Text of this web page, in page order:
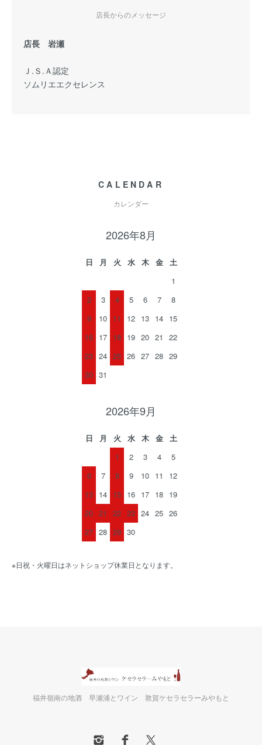
店長からのメッセージ
店長 岩瀬
Ｊ.Ｓ.Ａ認定
ソムリエエクセレンス
CALENDAR
カレンダー
2026年8月
日 月 火 水 木 金
土
1
2
3 4 5 6 7
8
9
10 11 12 13 14 15
16 17 18 19 20 21
22
23 24 25 26 27 28 29
30 31
2026年9月
日 月 火 水 木 金
土
1
2 3 4
5
6
7 8 9 10 11
12
13 14 15 16 17 18 19
20 21 22 23 24 25 26
27 28 29 30
※日祝・火曜日はネットショップ休業日となります。
福井嶺南の地酒 早瀬浦とワイン 敦賀ケセラセラーみやもと